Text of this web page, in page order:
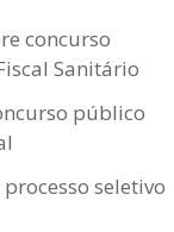
concurso
Sanitário
público
seletivo